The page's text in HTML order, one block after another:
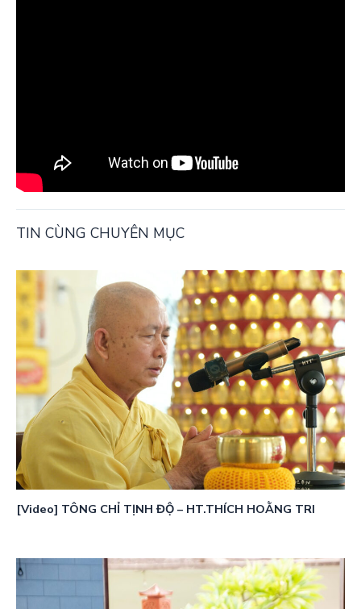
TIN CÙNG CHUYÊN MỤC
[Video] TÔNG CHỈ TỊNH ĐỘ – HT.THÍCH HOẰNG TRI